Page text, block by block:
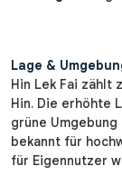
Lage &
Hin Lek Fai zählt
Hin. Die erhöhte
grüne
bekannt für
für Eigennutzer